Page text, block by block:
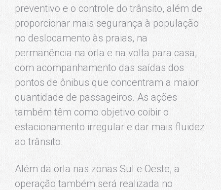
preventivo e o controle do trânsito, além de
proporcionar mais segurança à população
no deslocamento às praias, na
permanência na orla e na volta para casa,
com acompanhamento das saídas dos
pontos de ônibus que concentram a maior
quantidade de passageiros. As ações
também têm como objetivo coibir o
estacionamento irregular e dar mais fluidez
ao trânsito.
Além da orla nas zonas Sul e Oeste, a
operação também será realizada no